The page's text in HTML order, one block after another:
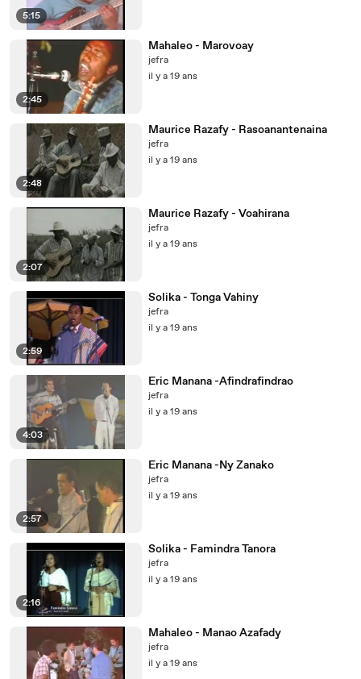
5:15
2:45
Mahaleo - Marovoay
jefra
il y a 19 ans
2:48
Maurice Razafy - Rasoanantenaina
jefra
il y a 19 ans
2:07
Maurice Razafy - Voahirana
jefra
il y a 19 ans
2:59
Solika - Tonga Vahiny
jefra
il y a 19 ans
4:03
Eric Manana -Afindrafindrao
jefra
il y a 19 ans
2:57
Eric Manana -Ny Zanako
jefra
il y a 19 ans
2:16
Solika - Famindra Tanora
jefra
il y a 19 ans
Mahaleo - Manao Azafady
jefra
il y a 19 ans